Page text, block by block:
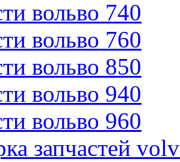
вольво 740
вольво 760
вольво 850
вольво 940
вольво 960
запчастей